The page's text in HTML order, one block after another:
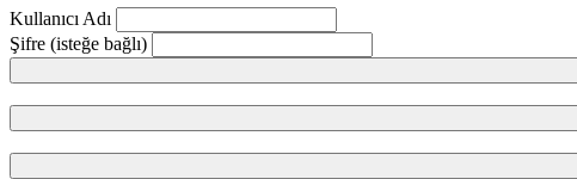
Kullanıcı Adı
Şifre (isteğe bağlı)